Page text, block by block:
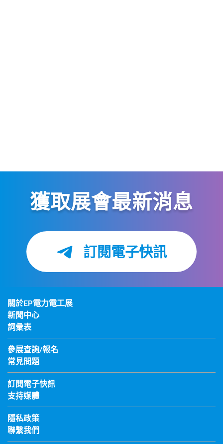
獲取展會最新消息
訂閱電子快訊
關於EP電力電工展
新聞中心
詞彙表
參展查詢/報名
常見問題
訂閱電子快訊
支持媒體
隱私政策
聯繫我們